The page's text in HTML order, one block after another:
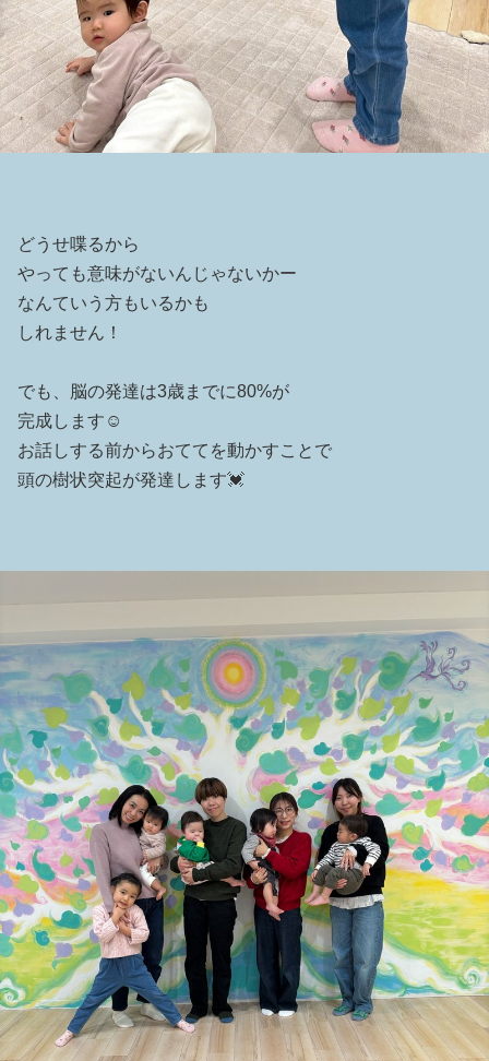
どうせ喋るから
やっても意味がないんじゃないかー
なんていう方もいるかも
しれません！
でも、脳の発達は3歳までに80%が
完成します☺️
お話しする前からおててを動かすことで
頭の樹状突起が発達します💓